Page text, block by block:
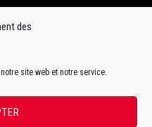
des
site web et notre service.